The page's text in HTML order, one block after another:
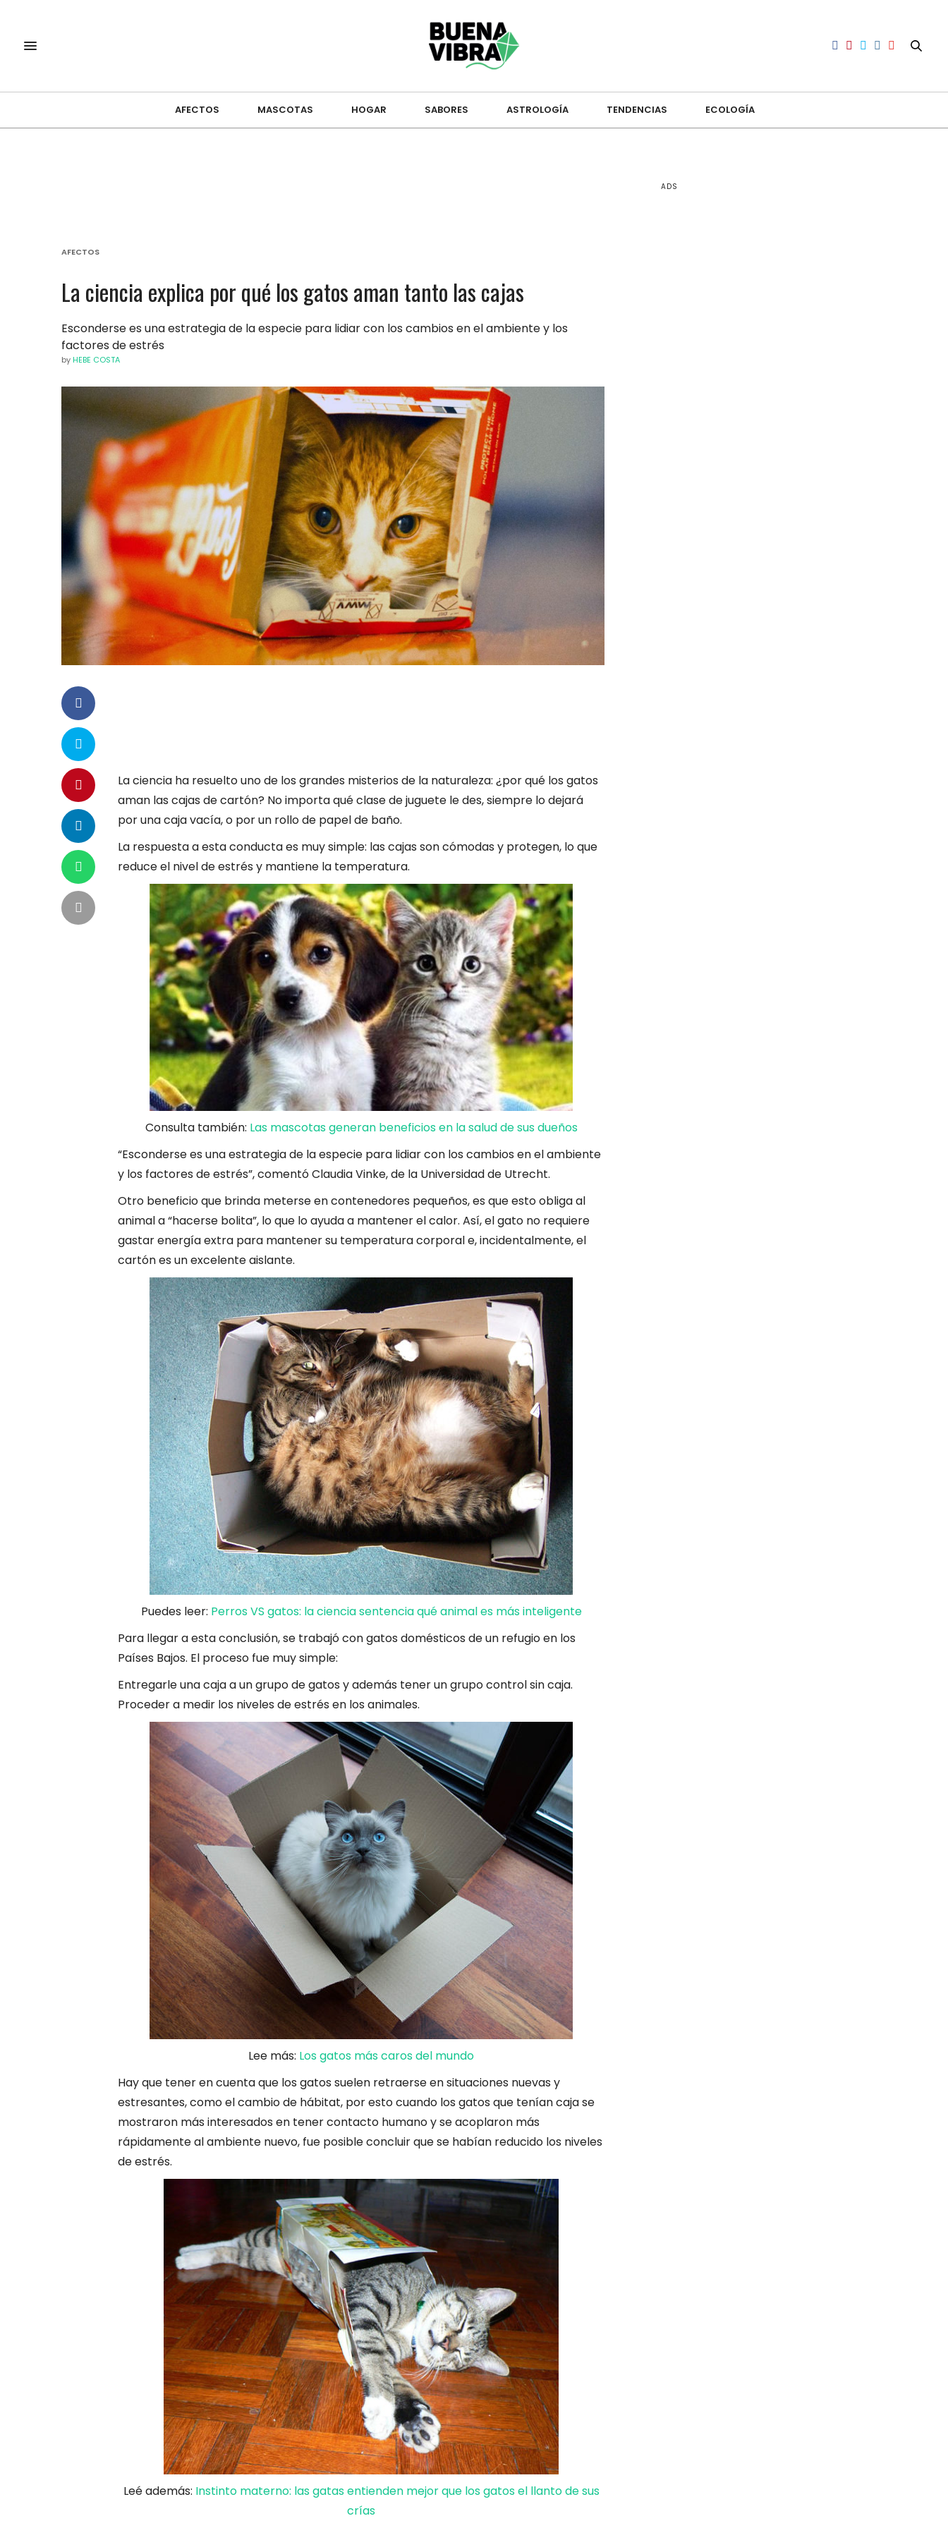
AFECTOS MASCOTAS HOGAR SABORES ASTROLOGÍA TENDENCIAS ECOLOGÍA
AFECTOS
La ciencia explica por qué los gatos aman tanto las cajas
Esconderse es una estrategia de la especie para lidiar con los cambios en el ambiente y los
factores de estrés
by HEBE COSTA
La ciencia ha resuelto uno de los grandes misterios de la naturaleza: ¿por qué los gatos
aman las cajas de cartón? No importa qué clase de juguete le des, siempre lo dejará
por una caja vacía, o por un rollo de papel de baño.
La respuesta a esta conducta es muy simple: las cajas son cómodas y protegen, lo que
reduce el nivel de estrés y mantiene la temperatura.
Consulta también: Las mascotas generan beneficios en la salud de sus dueños
“Esconderse es una estrategia de la especie para lidiar con los cambios en el ambiente
y los factores de estrés”, comentó Claudia Vinke, de la Universidad de Utrecht.
Otro beneficio que brinda meterse en contenedores pequeños, es que esto obliga al
animal a “hacerse bolita”, lo que lo ayuda a mantener el calor. Así, el gato no requiere
gastar energía extra para mantener su temperatura corporal e, incidentalmente, el
cartón es un excelente aislante.
Puedes leer: Perros VS gatos: la ciencia sentencia qué animal es más inteligente
Para llegar a esta conclusión, se trabajó con gatos domésticos de un refugio en los
Países Bajos. El proceso fue muy simple:
Entregarle una caja a un grupo de gatos y además tener un grupo control sin caja.
Proceder a medir los niveles de estrés en los animales.
Lee más: Los gatos más caros del mundo
Hay que tener en cuenta que los gatos suelen retraerse en situaciones nuevas y
estresantes, como el cambio de hábitat, por esto cuando los gatos que tenían caja se
mostraron más interesados en tener contacto humano y se acoplaron más
rápidamente al ambiente nuevo, fue posible concluir que se habían reducido los niveles
de estrés.
Leé además: Instinto materno: las gatas entienden mejor que los gatos el llanto de sus
crías
ADS